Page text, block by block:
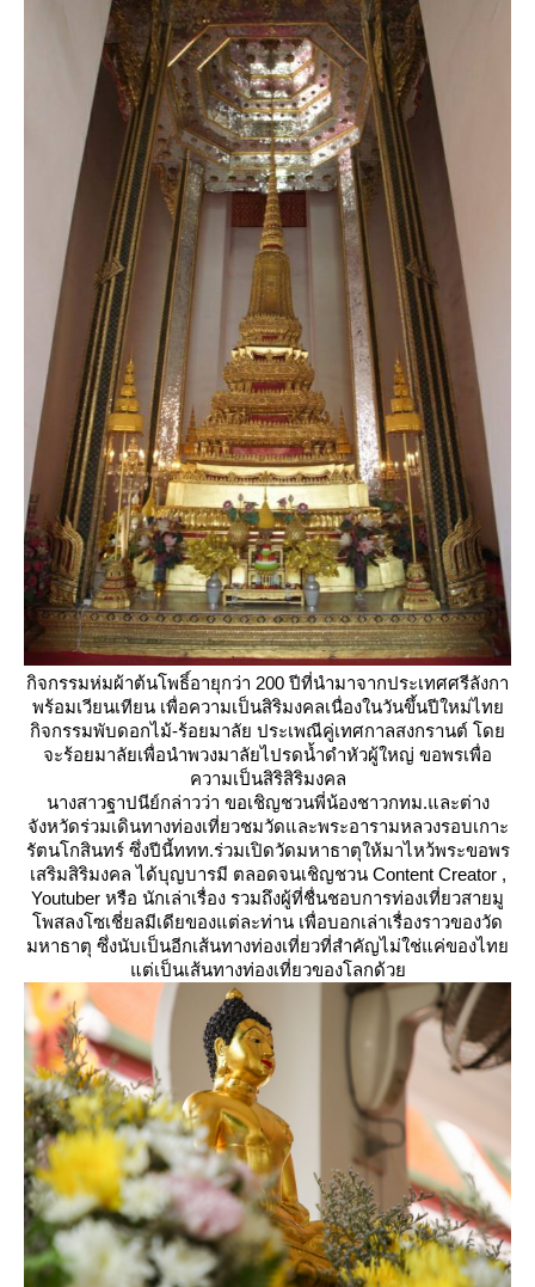
กิจกรรมห่มผ้าต้นโพธิ์อายุกว่า 200 ปีที่นำมาจากประเทศศรีลังกา
พร้อมเวียนเทียน เพื่อความเป็นสิริมงคลเนื่องในวันขึ้นปีใหม่ไท
กิจกรรมพับดอกไม้-ร้อยมาลัย ประเพณีคู่เทศกาลสงกรานต์ โด
จะร้อยมาลัยเพื่อนำพวงมาลัยไปรดน้ำดำหัวผู้ใหญ่ ขอพรเพื่อ
ความเป็นสิริสิริมงคล
นางสาวฐาปนีย์กล่าวว่า ขอเชิญชวนพี่น้องชาวกทม.และต่าง
จังหวัดร่วมเดินทางท่องเที่ยวชมวัดและพระอารามหลวงรอบเกาะ
รัตนโกสินทร์ ซึ่งปีนี้ททท.ร่วมเปิดวัดมหาธาตุให้มาไหว้พระขอพร
เสริมสิริมงคล ได้บุญบารมี ตลอดจนเชิญชวน Content Creator ,
Youtuber หรือ นักเล่าเรื่อง รวมถึงผู้ที่ชื่นชอบการท่องเที่ยวสายมู
พสลงโซเชี่ยลมีเดียของแต่ละท่าน เพื่อบอกเล่าเรื่องราวของวัด
มหาธาตุ ซึ่งนับเป็นอีกเส้นทางท่องเที่ยวที่สำคัญไม่ใช่แค่ของไท
ต่เป็นเส้นทางท่องเที่ยวของโลกด้ว